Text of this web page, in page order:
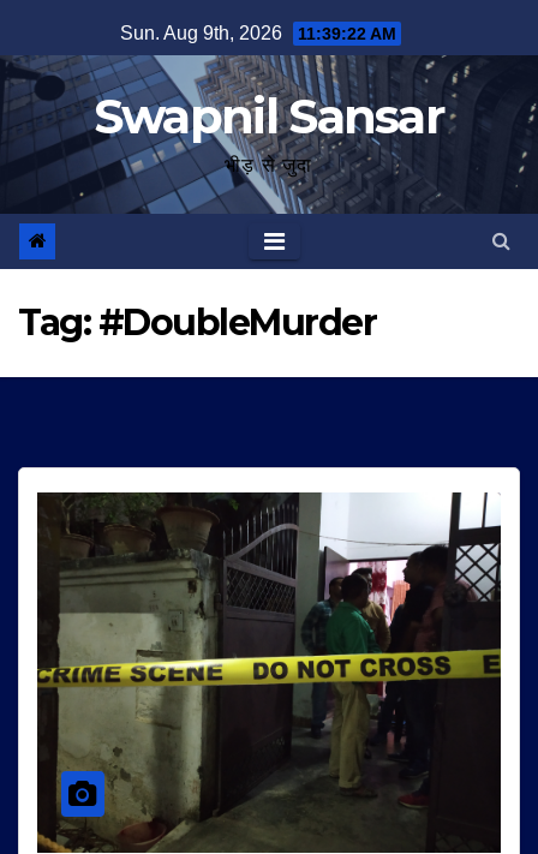
to
content
Sun. Aug 9th, 2026 11:39:23 AM
Swapnil Sansar
भीड़ से जुदा
Tag:#DoubleMurder